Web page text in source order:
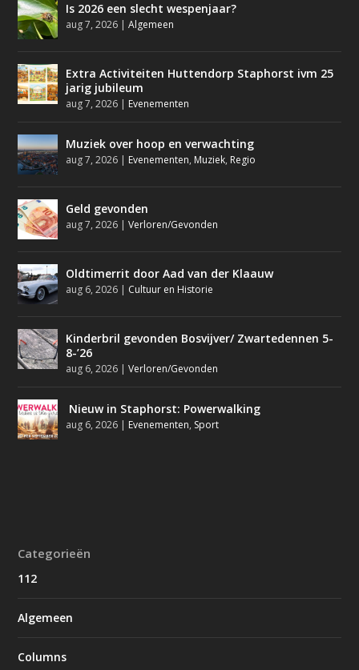
Is 2026 een slecht wespenjaar?
aug 7, 2026 |Algemeen
Extra Activiteiten Huttendorp Staphorst ivm 25
jarig jubileum
aug 7, 2026 | Evenementen
Muziek over hoop en verwachting
aug 7, 2026 | Evenementen, Muziek, Regio
Geld gevonden
aug 7, 2026 |Verloren/Gevonden
Oldtimerrit door Aad van der Klaauw
aug 6, 2026 | Cultuur en Historie
Kinderbril gevonden Bosvijver/ Zwartedennen 5-
8-’26
aug 6, 2026 |Verloren/Gevonden
Nieuw in Staphorst: Powerwalking
aug 6, 2026 | Evenementen, Sport
Categorieën
112
Algemeen
Columns